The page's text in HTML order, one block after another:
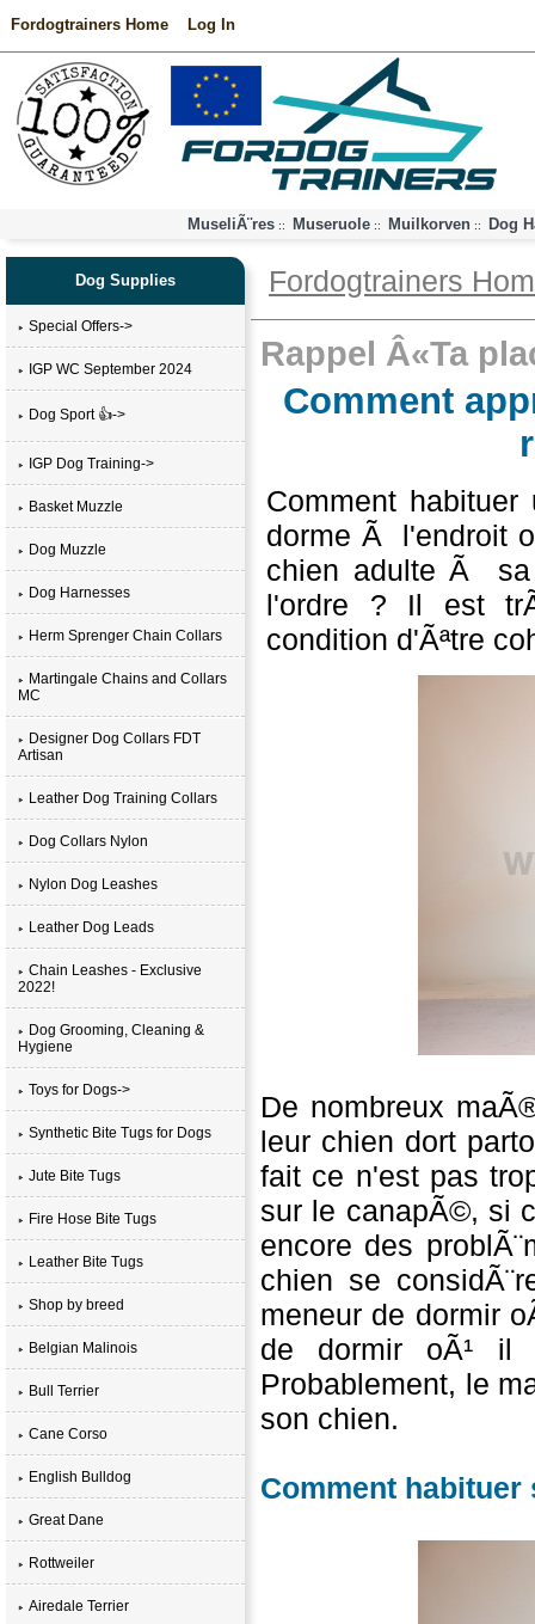
Fordogtrainers Home Log In
MuseliÃ¨res:: Museruole:: Muilkorven :: Dog
Dog Supplies
Special Offers->
IGP WC September 2024
Dog Sport 👍->
IGP Dog Training->
Basket Muzzle
Dog Muzzle
Dog Harnesses
Herm Sprenger Chain Collars
Martingale Chains and Collars
MC
Designer Dog Collars FDT
Artisan
Leather Dog Training Collars
Dog Collars Nylon
Nylon Dog Leashes
Leather Dog Leads
Chain Leashes - Exclusive
2022!
Dog Grooming, Cleaning &
Hygiene
Toys for Dogs->
Synthetic Bite Tugs for Dogs
Jute Bite Tugs
Fire Hose Bite Tugs
Leather Bite Tugs
Shop by breed
Belgian Malinois
Bull Terrier
Cane Corso
English Bulldog
Great Dane
Rottweiler
Airedale Terrier
Fordogtrainers
Rappel Â«Ta
Comment
Comment
dorme Ã l'endroit
chien adulte Ã sa
l'ordre ? Il est
condition d'Ãªtre
De nombreux
leur chien dort
fait ce n'est pas
sur le canapÃ©, si
encore des
chien se
meneur de dormir
de dormir oÃ¹ il
Probablement, le
son chien.
Comment